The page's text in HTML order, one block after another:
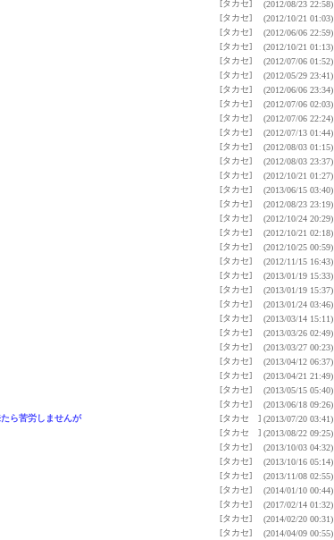
[タカセ]
(2012/08/23 22:58)
[タカセ]
(2012/10/21 01:03)
[タカセ]
(2012/06/06 22:59)
[タカセ]
(2012/10/21 01:13)
[タカセ]
(2012/07/06 01:52)
[タカセ]
(2012/05/29 23:41)
[タカセ]
(2012/06/06 23:34)
[タカセ]
(2012/07/06 02:03)
[タカセ]
(2012/07/06 22:24)
[タカセ]
(2012/07/13 01:44)
[タカセ]
(2012/08/03 01:15)
[タカセ]
(2012/08/03 23:37)
[タカセ]
(2012/10/21 01:27)
[タカセ]
(2013/06/15 03:40)
[タカセ]
(2012/08/23 23:19)
[タカセ]
(2012/10/24 20:29)
[タカセ]
(2012/10/21 02:18)
[タカセ]
(2012/10/25 00:59)
[タカセ]
(2012/11/15 16:43)
[タカセ]
(2013/01/19 15:33)
[タカセ]
(2013/01/19 15:37)
[タカセ]
(2013/01/24 03:46)
[タカセ]
(2013/03/14 15:11)
[タカセ]
(2013/03/26 02:49)
[タカセ]
(2013/03/27 00:23)
[タカセ]
(2013/04/12 06:37)
[タカセ]
(2013/04/21 21:49)
[タカセ]
(2013/05/15 05:40)
[タカセ]
(2013/06/18 09:26)
ら苦労しませんが [タカセ ] (2013/07/20 03:41)
[タカセ ] (2013/08/22 09:25)
[タカセ]
(2013/10/03 04:32)
[タカセ]
(2013/10/16 05:14)
[タカセ]
(2013/11/08 02:55)
[タカセ]
(2014/01/10 00:44)
[タカセ]
(2017/02/14 01:32)
[タカセ]
(2014/02/20 00:31)
[タカセ]
(2014/04/09 00:55)